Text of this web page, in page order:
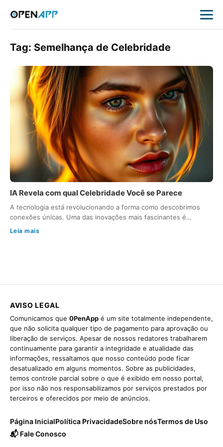
Tag: Semelhança de Celebridade
IA Revela com qual Celebridade Você se Parece
A tecnologia está revolucionando a forma como descobrimos
conexões únicas. Uma das inovações mais fascinantes é…
Leia mais
AVISO LEGAL
Comunicamos que 0PenApp é um site totalmente independente,
que não solicita qualquer tipo de pagamento para aprovação ou
liberação de serviços. Apesar de nossos redatores trabalharem
continuamente para garantir a integridade e atualidade das
informações, ressaltamos que nosso conteúdo pode ficar
desatualizado em alguns momentos. Sobre as publicidades,
temos controle parcial sobre o que é exibido em nosso portal,
por isso não nos responsabilizamos por serviços prestados por
terceiros e oferecidos por meio de anúncios.
Página InicialPolítica PrivacidadeSobre nósTermos de Uso
📬 Fale Conosco